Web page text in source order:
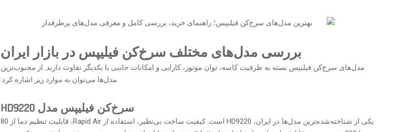
بررسی مدل‌های مختلف سرخ‌کن فیلیپس در بازار ایران
مدل‌های سرخ‌کن فیلیپس بسته به ظرفیت کاسه، توان موتور، کارایی و امکانات جانبی با یکدیگر تفاوت دارند. از محبوب‌ترین
مدل‌ها می‌توان به موارد زیر اشاره کرد:
سرخ‌کن فیلیپس مدل HD9220
یکی از شناخته‌شده‌ترین مدل‌ها در ایران، HD9220 است. کیفیت ساخت بی‌نظیر، استفاده از Rapid Air، قابلیت تنظیم دما از 80